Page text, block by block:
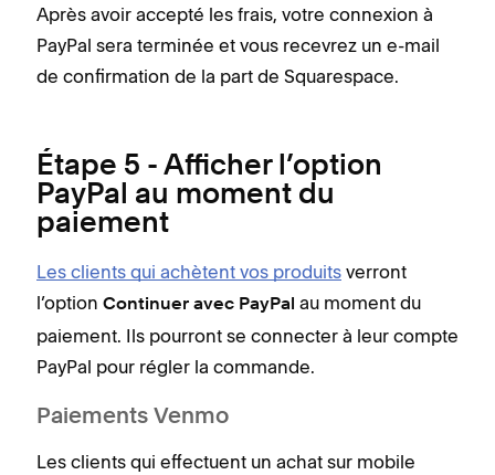
Après avoir accepté les frais, votre connexion à
PayPal sera terminée et vous recevrez un e-mail
de confirmation de la part de Squarespace.
Étape 5 - Afficher l’option
PayPal au moment du
paiement
Les clients qui achètent vos produits verront
l’option Continuer avec PayPal au moment du
paiement. Ils pourront se connecter à leur compte
PayPal pour régler la commande.
Paiements Venmo
Les clients qui effectuent un achat sur mobile